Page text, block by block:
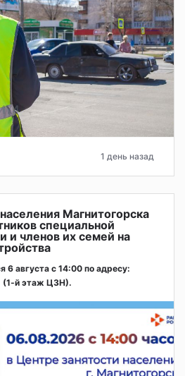
1 день назад
Магнитогорска
специальной
и членов их семей на
6 августа с 14:00 по адресу:
(1‑й этаж ЦЗН).